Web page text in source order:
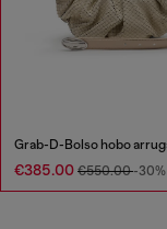
€385.00 €550.00-30%